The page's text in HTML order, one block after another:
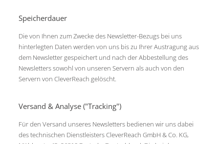
Speicherdauer
Die von Ihnen zum Zwecke des Newsletter-Bezugs bei uns
hinterlegten Daten werden von uns bis zu Ihrer Austragung aus
dem Newsletter gespeichert und nach der Abbestellung des
Newsletters sowohl von unseren Servern als auch von den
Servern von CleverReach gelöscht.
Versand & Analyse ("Tracking")
Für den Versand unseres Newsletters bedienen wir uns dabei
des technischen Dienstleisters CleverReach GmbH & Co. KG,